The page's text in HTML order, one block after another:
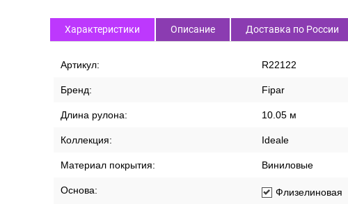
Характеристики Описание Доставка по России
Артикул: R22122
Бренд: Fipar
Длина рулона: 10.05 м
Коллекция: Ideale
Материал покрытия: Виниловые
Основа: Флизелиновая